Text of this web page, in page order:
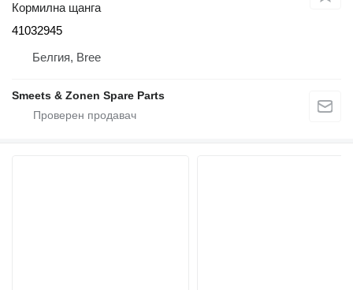
Кормилна щанга
41032945
Белгия, Bree
Smeets & Zonen Spare Parts